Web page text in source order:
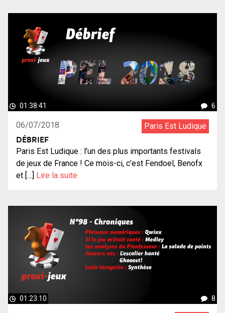
01:38:41 6
06/07/2018 Paris Est Ludique
DÉBRIEF
Paris Est Ludique : l’un des plus importants festivals
de jeux de France ! Ce mois-ci, c’est Fendoel, Benofx
et […] Lire la suite
01:23:10 8